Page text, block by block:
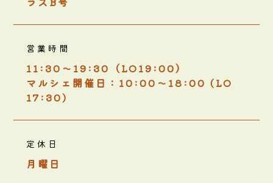
営業時間
11:30～19:30（LO19:00）
マルシェ開催日：10:00～18:00 (LO
17:30)
定休日
月曜日